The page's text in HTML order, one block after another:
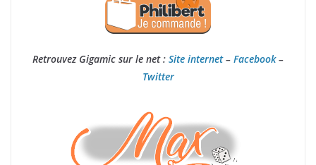
Retrouvez Gigamic sur le net : Site internet– Facebook–
Twitter